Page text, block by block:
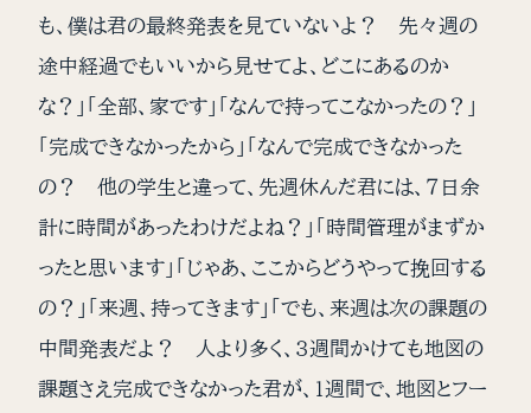
も、僕は君の最終発表を見ていないよ？ 先々週の
途中経過でもいいから見せてよ、どこにあるのか
な？」「全部、家です」「なんで持ってこなかったの？」
「完成できなかったから」「なんで完成できなかった
の？ 他の学生と違って、先週休んだ君には、７日余
計に時間があったわけだよね？」「時間管理がまずか
ったと思います」「じゃあ、ここからどうやって挽回する
の？」「来週、持ってきます」「でも、来週は次の課題の
中間発表だよ？ 人より多く、３週間かけても地図の
課題さえ完成できなかった君が、１週間で、地図とフー